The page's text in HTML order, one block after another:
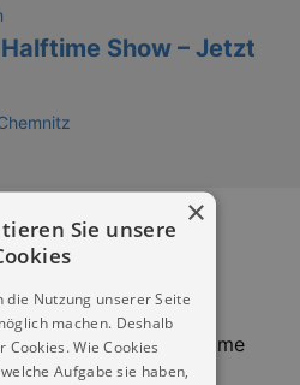
Show – Jetzt
ODER NIE
mit „Halftime
×
Sie unsere
die Nutzung unserer Seite
machen. Deshalb
Cookies. Wie Cookies
Aufgabe sie haben,